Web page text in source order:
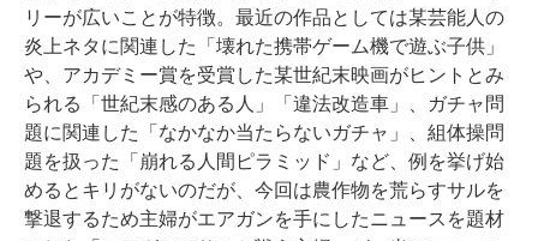
リーが広いことが特徴。最近の作品としては某芸能人の
炎上ネタに関連した「壊れた携帯ゲーム機で遊ぶ子供」
や、アカデミー賞を受賞した某世紀末映画がヒントとみ
られる「世紀末感のある人」「違法改造車」、ガチャ問
題に関連した「なかなか当たらないガチャ」、組体操問
題を扱った「崩れる人間ピラミッド」など、例を挙げ始
めるとキリがないのだが、今回は農作物を荒らすサルを
撃退するため主婦がエアガンを手にしたニュースを題材